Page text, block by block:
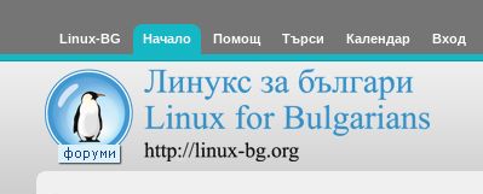
Linux-BG Начало Помощ Търси Календар Вход